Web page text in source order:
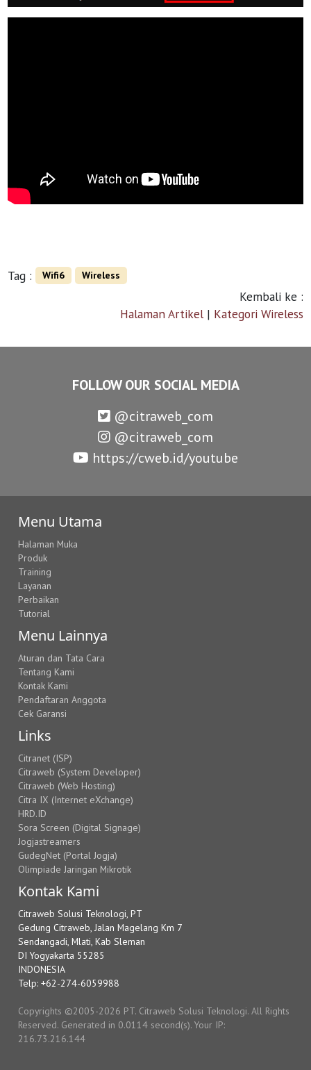
Tag : Wifi6 Wireless
Kembali ke :
Halaman Artikel| Kategori Wireless
FOLLOW OUR SOCIAL MEDIA
@citraweb_com
@citraweb_com
https://cweb.id/youtube
Menu Utama
Halaman Muka
Produk
Training
Layanan
Perbaikan
Tutorial
Menu Lainnya
Aturan dan Tata Cara
Tentang Kami
Kontak Kami
Pendaftaran Anggota
Cek Garansi
Links
Citranet (ISP)
Citraweb (System Developer)
Citraweb (Web Hosting)
Citra IX (Internet eXchange)
HRD.ID
Sora Screen (Digital Signage)
Jogjastreamers
GudegNet (Portal Jogja)
Olimpiade Jaringan Mikrotik
Kontak Kami
Citraweb Solusi Teknologi, PT
Gedung Citraweb, Jalan Magelang Km 7
Sendangadi, Mlati, Kab Sleman
DI Yogyakarta 55285
INDONESIA
Telp: +62-274-6059988
Copyrights ©2005-2026 PT. Citraweb Solusi Teknologi. All Rights
Reserved. Generated in 0.0114 second(s). Your IP:
216.73.216.144